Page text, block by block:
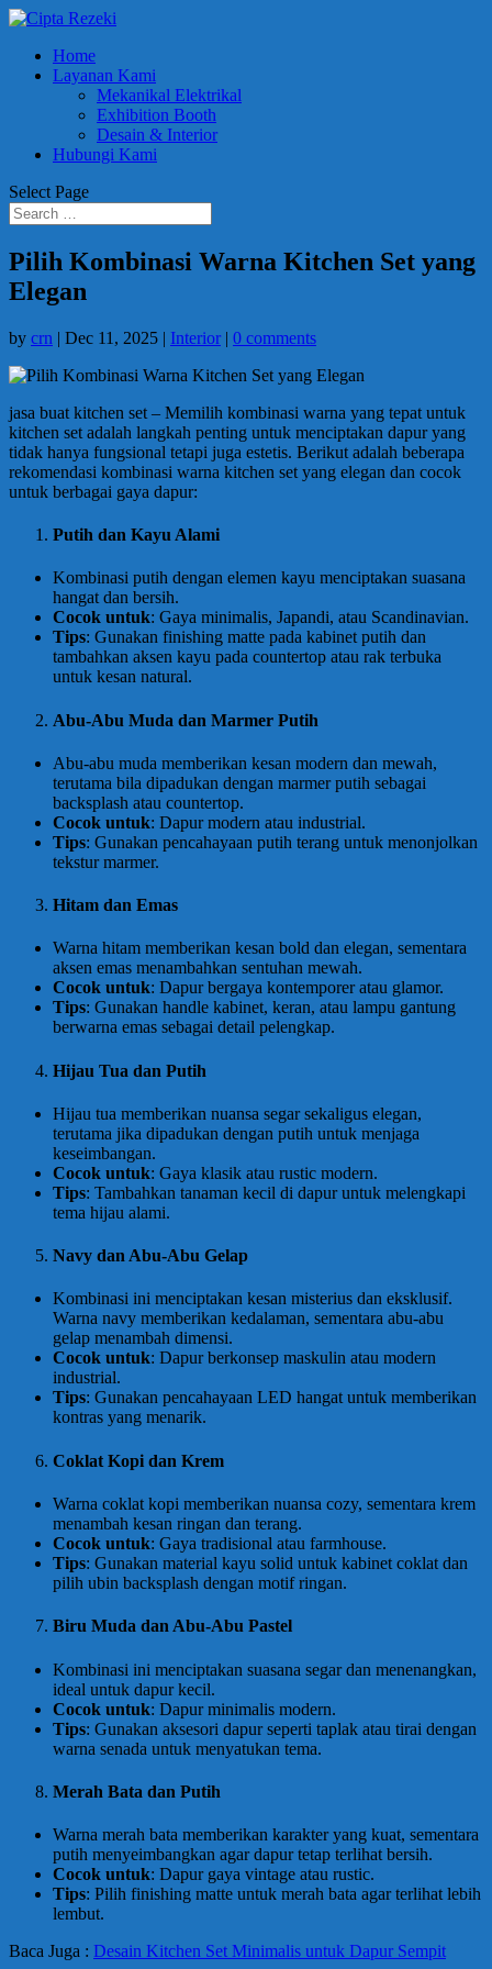
Home
Layanan Kami
Mekanikal Elektrikal
Exhibition Booth
Desain & Interior
Hubungi Kami
Select Page
Pilih Kombinasi Warna Kitchen Set yang
Elegan
by crn | Dec 11, 2025 | Interior | 0 comments
jasa buat kitchen set – Memilih kombinasi warna yang tepat untuk
kitchen set adalah langkah penting untuk menciptakan dapur yang
tidak hanya fungsional tetapi juga estetis. Berikut adalah beberapa
rekomendasi kombinasi warna kitchen set yang elegan dan cocok
untuk berbagai gaya dapur:
Putih dan Kayu Alami
Kombinasi putih dengan elemen kayu menciptakan suasana
hangat dan bersih.
Cocok untuk: Gaya minimalis, Japandi, atau Scandinavian.
Tips: Gunakan finishing matte pada kabinet putih dan
tambahkan aksen kayu pada countertop atau rak terbuka
untuk kesan natural.
Abu-Abu Muda dan Marmer Putih
Abu-abu muda memberikan kesan modern dan mewah,
terutama bila dipadukan dengan marmer putih sebagai
backsplash atau countertop.
Cocok untuk: Dapur modern atau industrial.
Tips: Gunakan pencahayaan putih terang untuk menonjolkan
tekstur marmer.
Hitam dan Emas
Warna hitam memberikan kesan bold dan elegan, sementara
aksen emas menambahkan sentuhan mewah.
Cocok untuk: Dapur bergaya kontemporer atau glamor.
Tips: Gunakan handle kabinet, keran, atau lampu gantung
berwarna emas sebagai detail pelengkap.
Hijau Tua dan Putih
Hijau tua memberikan nuansa segar sekaligus elegan,
terutama jika dipadukan dengan putih untuk menjaga
keseimbangan.
Cocok untuk: Gaya klasik atau rustic modern.
Tips: Tambahkan tanaman kecil di dapur untuk melengkapi
tema hijau alami.
Navy dan Abu-Abu Gelap
Kombinasi ini menciptakan kesan misterius dan eksklusif.
Warna navy memberikan kedalaman, sementara abu-abu
gelap menambah dimensi.
Cocok untuk: Dapur berkonsep maskulin atau modern
industrial.
Tips: Gunakan pencahayaan LED hangat untuk memberikan
kontras yang menarik.
Coklat Kopi dan Krem
Warna coklat kopi memberikan nuansa cozy, sementara krem
menambah kesan ringan dan terang.
Cocok untuk: Gaya tradisional atau farmhouse.
Tips: Gunakan material kayu solid untuk kabinet coklat dan
pilih ubin backsplash dengan motif ringan.
Biru Muda dan Abu-Abu Pastel
Kombinasi ini menciptakan suasana segar dan menenangkan,
ideal untuk dapur kecil.
Cocok untuk: Dapur minimalis modern.
Tips: Gunakan aksesori dapur seperti taplak atau tirai dengan
warna senada untuk menyatukan tema.
Merah Bata dan Putih
Warna merah bata memberikan karakter yang kuat, sementara
putih menyeimbangkan agar dapur tetap terlihat bersih.
Cocok untuk: Dapur gaya vintage atau rustic.
Tips: Pilih finishing matte untuk merah bata agar terlihat lebih
lembut.
Baca Juga : Desain Kitchen Set Minimalis untuk Dapur Sempit